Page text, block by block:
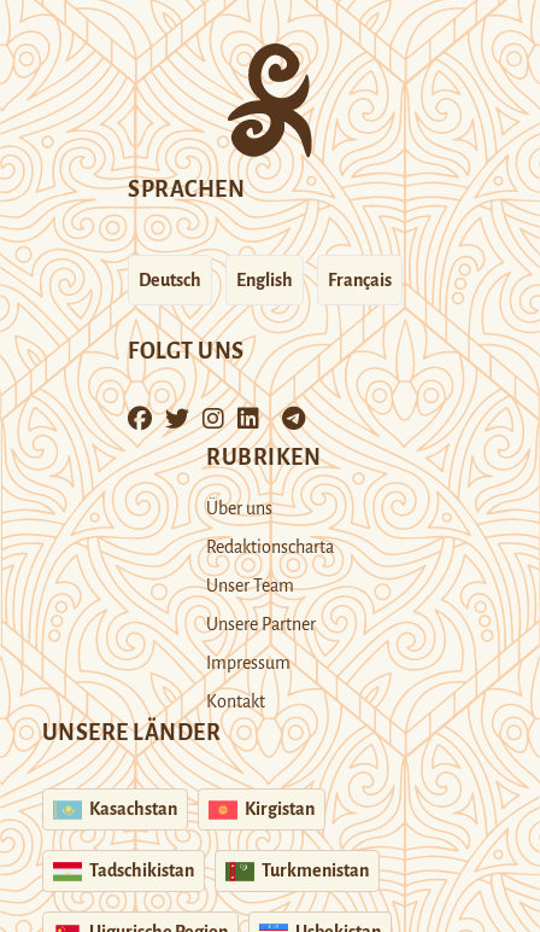
SPRACHEN
Deutsch English Français
FOLGT UNS
RUBRIKEN
Über uns
Redaktionscharta
Unser Team
Unsere Partner
Impressum
Kontakt
UNSERE LÄNDER
Kasachstan Kirgistan
Tadschikistan Turkmenistan